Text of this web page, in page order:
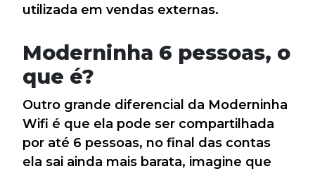
utilizada em vendas externas.
Moderninha 6 pessoas, o
que é?
Outro grande diferencial da Moderninha
Wifi é que ela pode ser compartilhada
por até 6 pessoas, no final das contas
ela sai ainda mais barata, imagine que